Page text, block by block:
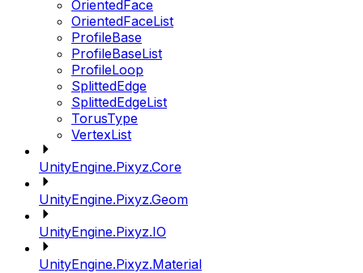
OrientedFace
OrientedFaceList
ProfileBase
ProfileBaseList
ProfileLoop
SplittedEdge
SplittedEdgeList
TorusType
VertexList
UnityEngine.Pixyz.Core
UnityEngine.Pixyz.Geom
UnityEngine.Pixyz.IO
UnityEngine.Pixyz.Material